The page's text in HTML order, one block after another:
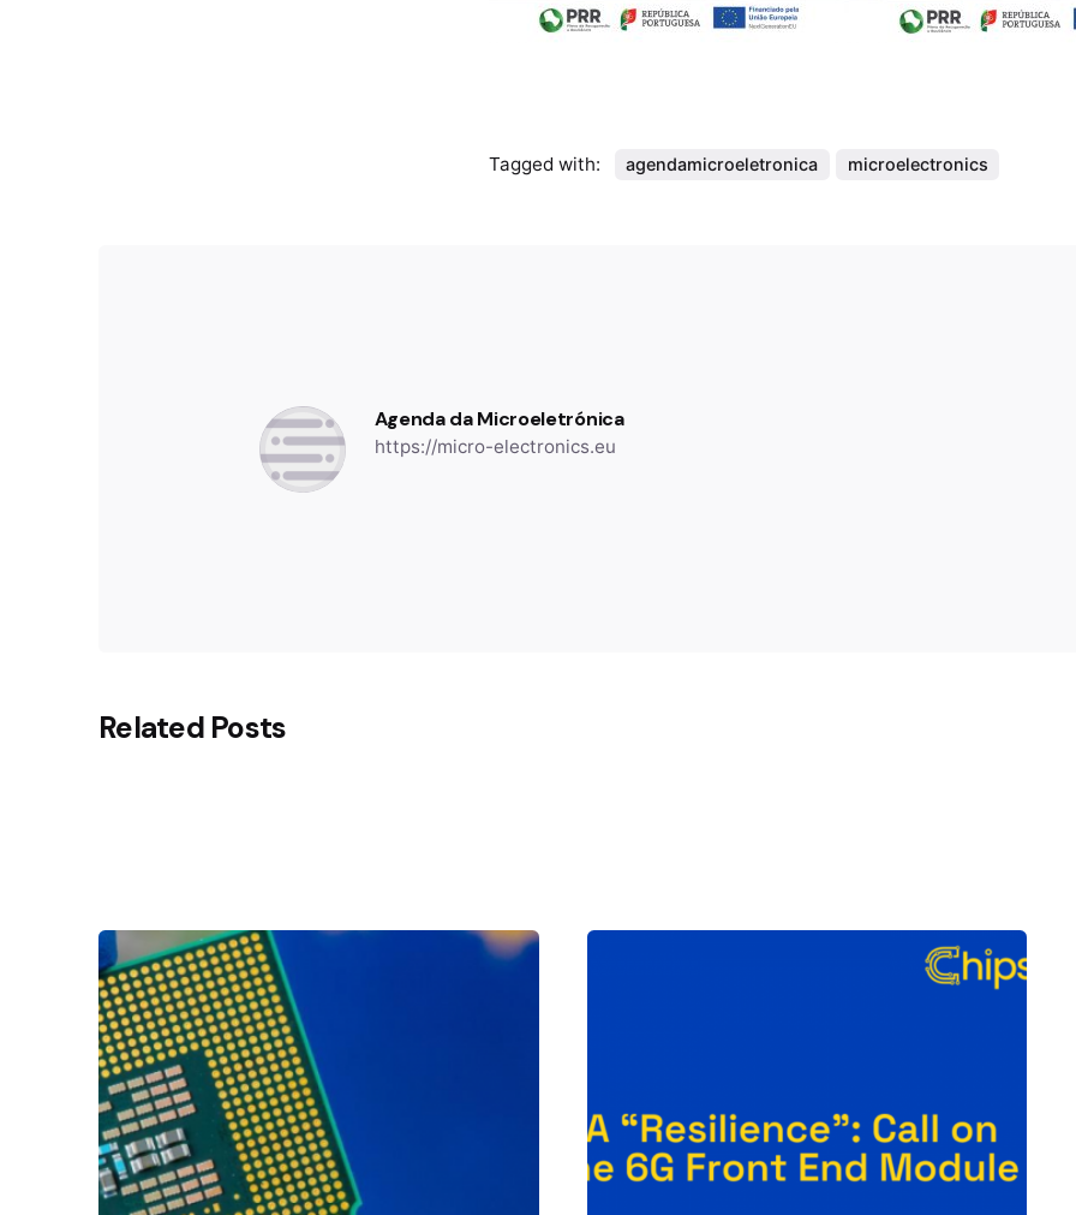
Tagged with: agendamicroeletronica microelectronics
Agenda da Microeletrónica
https://micro-electronics.eu
Related Posts
Posted by
Agenda da
Posted by